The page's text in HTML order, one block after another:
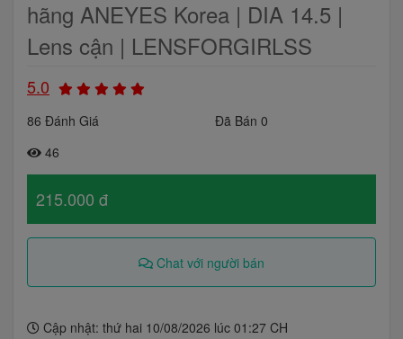
hãng ANEYES Korea | DIA 14.5 |
Lens cận | LENSFORGIRLSS
5.0
86 Đánh Giá
Đã Bán 0
46
215.000 đ
Chat với người bán
Cập nhật: thứ hai 10/08/2026 lúc 01:27 CH